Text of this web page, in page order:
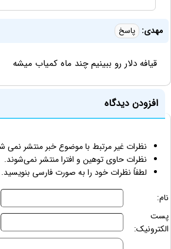
مهدی: پاسخ
قیافه دلار رو ببینیم چند ماه کمیاب میشه
افزودن دیدگاه
نظرات غیر مرتبط با موضوع خبر منتشر نمی
نظرات حاوی توهین و افترا منتشر نمی‌شوند.
لطفاً نظرات خود را به صورت فارسی بنویسید.
نام:
پست
الکترونیک: